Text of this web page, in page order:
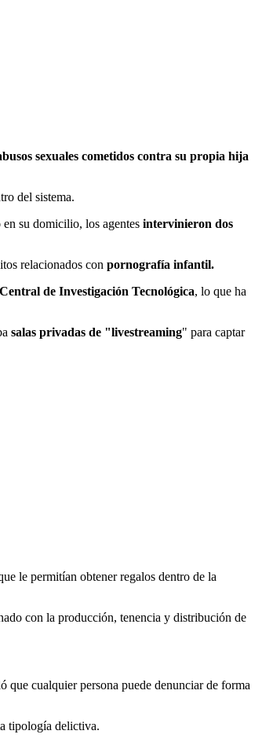
sexuales cometidos contra su propia hija
del sistema.
su domicilio, los agentes intervinieron dos
relacionados con pornografía infantil.
de Investigación Tecnológica, lo que ha
salas privadas de "livestreaming" para captar
le permitían obtener regalos dentro de la
con la producción, tenencia y distribución de
que cualquier persona puede denunciar de forma
tipología delictiva.